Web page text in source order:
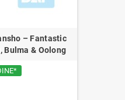
– Fantastic
Bulma & Oolong